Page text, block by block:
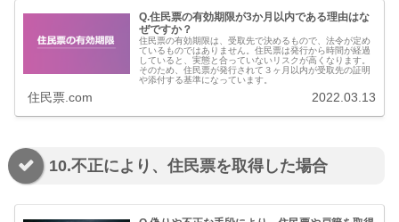
Q.住民票の有効期限が3か月以内である理由はな
ぜですか？
住民票の有効期限は、受取先で決めるもので、法令が定め
ているものではありません。住民票は発行から時間が経過
していると、実態と合っていないリスクが高くなります。
そのため、住民票が発行されて３ヶ月以内が受取先の証明
や添付する基準になっています。
住民票.com 2022.03.13
10.不正により、住民票を取得した場合